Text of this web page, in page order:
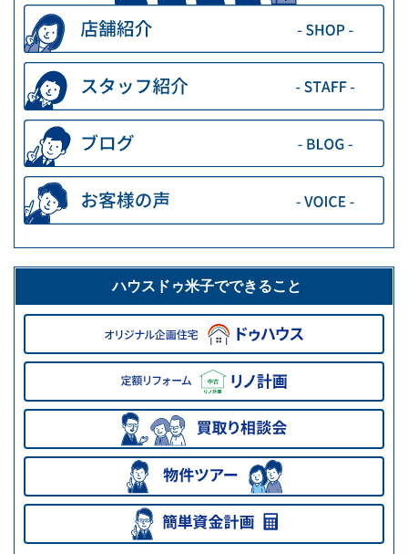
ハウスドゥ米子でできること